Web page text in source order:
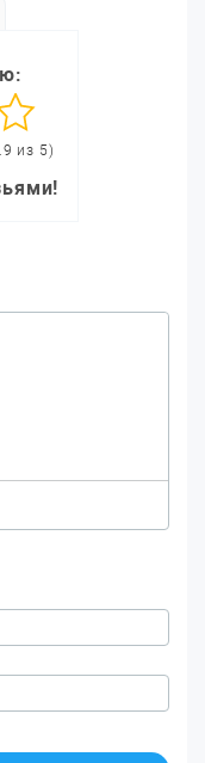
из 5)